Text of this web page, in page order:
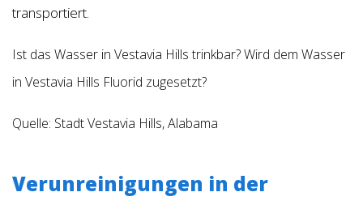
transportiert.
Ist das Wasser in Vestavia Hills trinkbar? Wird dem Wasser
in Vestavia Hills Fluorid zugesetzt?
Quelle: Stadt Vestavia Hills, Alabama
Verunreinigungen in der